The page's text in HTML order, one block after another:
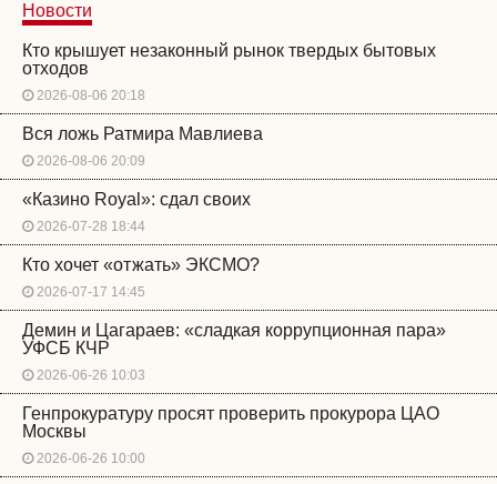
Новости
Кто крышует незаконный рынок твердых бытовых
отходов
2026-08-06 20:18
Вся ложь Ратмира Мавлиева
2026-08-06 20:09
«Казино Royal»: сдал своих
2026-07-28 18:44
Кто хочет «отжать» ЭКСМО?
2026-07-17 14:45
Демин и Цагараев: «сладкая коррупционная пара»
УФСБ КЧР
2026-06-26 10:03
Генпрокуратуру просят проверить прокурора ЦАО
Москвы
2026-06-26 10:00